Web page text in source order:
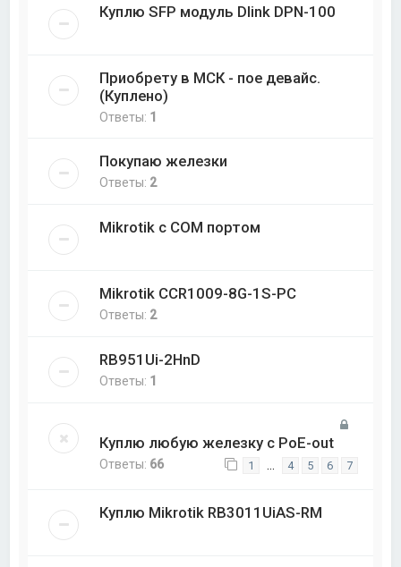
Куплю SFP модуль Dlink DPN-100
Приобрету в МСК - пое девайс.
(Куплено)
Ответы: 1
Покупаю железки
Ответы: 2
Mikrotik с COM портом
Mikrotik CCR1009-8G-1S-PC
Ответы: 2
RB951Ui-2HnD
Ответы: 1
Куплю любую железку с PoE-out
Ответы: 66 1 4 5 6 7
Куплю Mikrotik RB3011UiAS-RM